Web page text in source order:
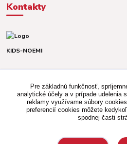
Kontakty
KIDS-NOEMI
(Po-Pia, 8-16 hod.)
kidsnoemi.shop@gmail.com
Pre základnú funkčnosť,
analytické účely a v prípade udelenia
reklamy využívame súbory
preferencií cookies môžete
spodnej časti